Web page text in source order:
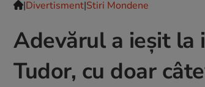
|Divertisment|Stiri Mondene
Adevărul a ieşit la
Tudor, cu doar